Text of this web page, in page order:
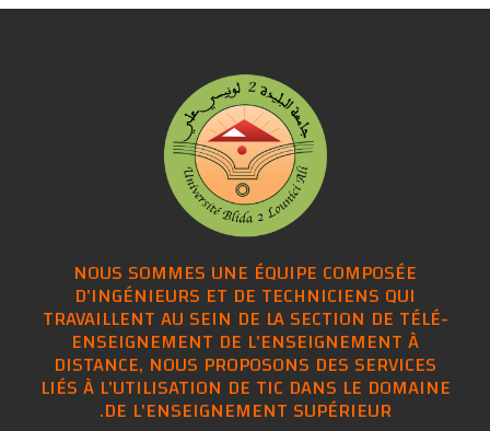
NOUS SOMMES UNE ÉQUIPE COMPOSÉE
D'INGÉNIEURS ET DE TECHNICIENS QUI
TRAVAILLENT AU SEIN DE LA SECTION DE TÉLÉ-
ENSEIGNEMENT DE L'ENSEIGNEMENT À
DISTANCE, NOUS PROPOSONS DES SERVICES
LIÉS À L'UTILISATION DE TIC DANS LE DOMAINE
DE L'ENSEIGNEMENT SUPÉRIEUR.